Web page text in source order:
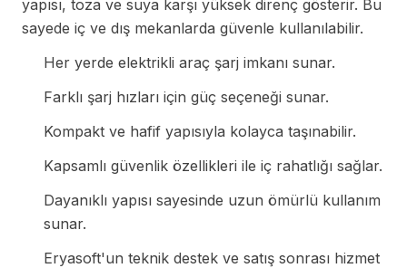
yapısı, toza ve suya karşı yüksek direnç gösterir. Bu
sayede iç ve dış mekanlarda güvenle kullanılabilir.
Her yerde elektrikli araç şarj imkanı sunar.
Farklı şarj hızları için güç seçeneği sunar.
Kompakt ve hafif yapısıyla kolayca taşınabilir.
Kapsamlı güvenlik özellikleri ile iç rahatlığı sağlar.
Dayanıklı yapısı sayesinde uzun ömürlü kullanım
sunar.
Eryasoft'un teknik destek ve satış sonrası hizmet